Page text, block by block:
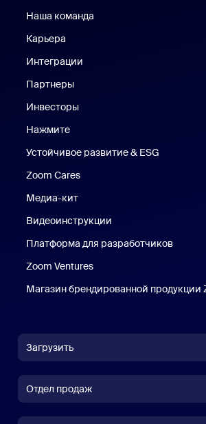
Наша команда
Карьера
Интеграции
Партнеры
Инвесторы
Нажмите
Устойчивое развитие & ESG
Zoom Cares
Медиа-кит
Видеоинструкции
Платформа для разработчиков
Zoom Ventures
Магазин брендированной продукции
Загрузить
Приложение Zoom Rooms
Отдел продаж